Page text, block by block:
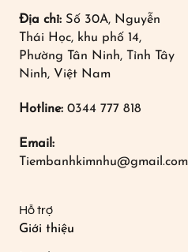
Địa chỉ: Số 30A, Nguyễn
Thái Học, khu phố 14,
Phường Tân Ninh, Tỉnh Tây
Ninh, Việt Nam
Hotline: 0344 777 818
Email:
Tiembanhkimnhu@gmail.com
Hỗ trợ
Giới thiệu